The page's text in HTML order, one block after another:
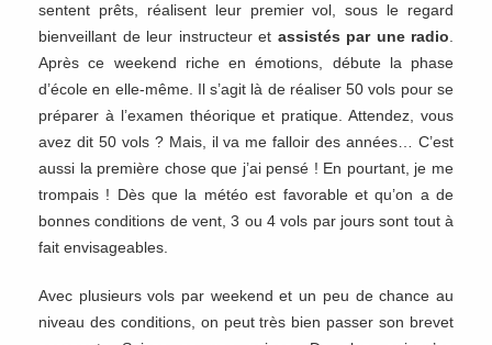
sentent prêts, réalisent leur premier vol, sous le regard
bienveillant de leur instructeur et assistés par une radio
Après ce weekend riche en émotions, débute la phase
d’école en elle-même. Il s’agit là de réaliser 50 vols pour se
préparer à l’examen théorique et pratique. Attendez, vous
avez dit 50 vols ? Mais, il va me falloir des années… C’est
aussi la première chose que j’ai pensé ! En pourtant, je me
trompais ! Dès que la météo est favorable et qu’on a de
bonnes conditions de vent, 3 ou 4 vols par jours sont tout à
fait envisageables.
Avec plusieurs vols par weekend et un peu de chance au
niveau des conditions, on peut très bien passer son brevet